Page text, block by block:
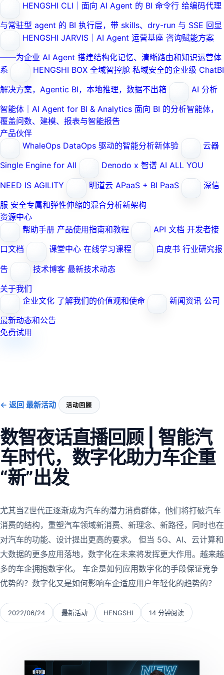
HENGSHI CLI｜面向 AI Agent 的 BI 命令行 给编码代理
与常驻型 agent 的 BI 执行层，带 skills、dry-run 与 SSE 回显
HENGSHI JARVIS｜AI Agent 运营基座 咨询赋能方案
——为企业 AI Agent 搭建结构化记忆、清晰路由和知识运营体
系
HENGSHI BOX 全域智控舱 私域安全的企业级 ChatBI
解决方案，Agentic BI，本地推理，数据不出箱
AI 分析
智能体｜AI Agent for BI & Analytics 面向 BI 的分析智能体，
覆盖问数、建模、报表与智能报告
产品伙伴
WhaleOps DataOps 驱动的智能分析新体验
云器
Single Engine for All
Denodo x 智谱 AI ALL YOU
NEED IS AGILITY
明道云 APaaS + BI PaaS
深信
服 安全专属和弹性伸缩的混合分析新架构
资源中心
帮助手册 产品使用指南和教程 API 文档 开发者接
口文档
课堂中心 在线学习课程 白皮书 行业研究报
告
技术博客 最新技术动态
关于我们
企业文化 了解我们的价值观和使命 新闻资讯 公司
最新动态和公告
免费试用
← 返回 最新活动 活动回顾
数智夜话直播回顾 | 智能汽
车时代，数字化助力车企重
“新”出发
尤其当Z世代正逐渐成为汽车的潜力消费群体，他们将打破汽车
消费的结构，重塑汽车领域新消费、新理念、新路径，同时也在
对汽车的功能、设计提出更高的要求。 但当 5G、AI、云计算和
大数据的更多应用落地，数字化在未来将发挥更大作用。越来越
多的车企拥抱数字化。 车企是如何应用数字化的手段保证竞争
优势的？数字化又是如何影响车企适应用户年轻化的趋势的？
2022/06/24 最新活动 HENGSHI 14 分钟阅读